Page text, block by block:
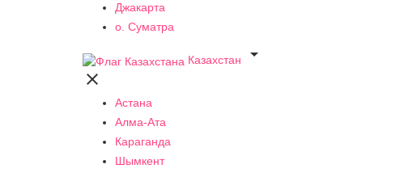
Джакарта
о. Суматра
Казахстан


Астана
Алма-Ата
Караганда
Шымкент